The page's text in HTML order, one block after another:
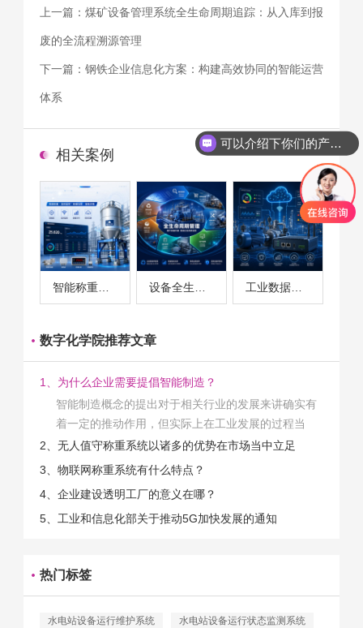
上一篇： 煤矿设备管理系统全生命周期追踪：从入库到报
废的全流程溯源管理
下一篇： 钢铁企业信息化方案：构建高效协同的智能运营
体系
相关案例
智能称重系统案例 设备全生命周期管理案例 工业数据采集与设备监控案例
数字化学院推荐文章
1、为什么企业需要提倡智能制造？
智能制造概念的提出对于相关行业的发展来讲确实有
着一定的推动作用，但实际上在工业发展的过程当
中，能够推动相关产业发展的具体结束是非常的多
的。那么为什么企业一定需要...
2、无人值守称重系统以诸多的优势在市场当中立足
3、物联网称重系统有什么特点？
4、企业建设透明工厂的意义在哪？
5、工业和信息化部关于推动5G加快发展的通知
热门标签
水电站设备运行维护系统 水电站设备运行状态监测系统
可以介绍下你们的产品么